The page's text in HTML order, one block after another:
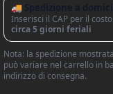
🚚 Spedizione a
Inserisci il CAP per il
circa 5 giorni feriali
Nota: la spedizione
può variare nel carrello in
indirizzo di consegna.